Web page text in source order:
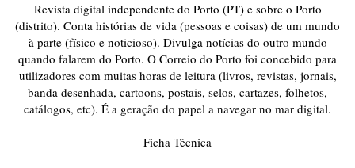
Revista digital independente do Porto (PT) e sobre o Porto
(distrito). Conta histórias de vida (pessoas e coisas) de um mundo
à parte (físico e noticioso). Divulga notícias do outro mundo
quando falarem do Porto. O Correio do Porto foi concebido para
utilizadores com muitas horas de leitura (livros, revistas, jornais,
banda desenhada, cartoons, postais, selos, cartazes, folhetos,
catálogos, etc). É a geração do papel a navegar no mar digital.
Ficha Técnica